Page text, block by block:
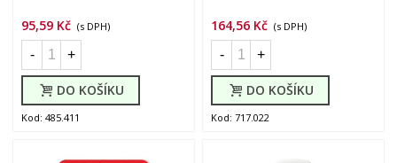
95,59 Kč (s DPH)
- +
DO KOŠÍKU
Kod: 485.411
164,56 Kč (s DPH)
- +
DO KOŠÍKU
Kod: 717.022